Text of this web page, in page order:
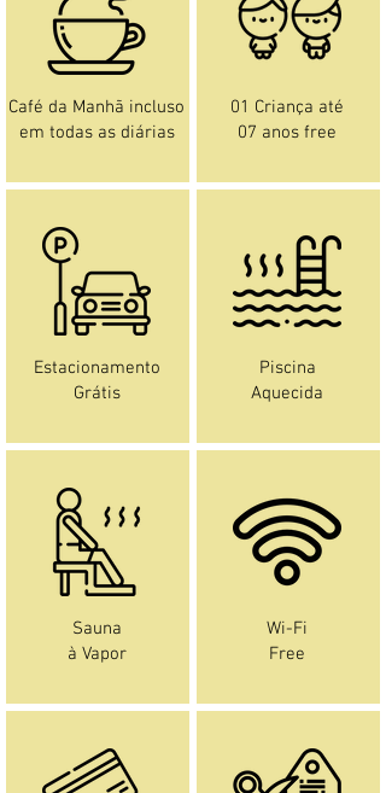
Café da Manhã incluso
em todas as diárias
Estacionamento
Grátis
Sauna
à Vapor
01 Criança até
07 anos free
Piscina
Aquecida
Wi-Fi
Free